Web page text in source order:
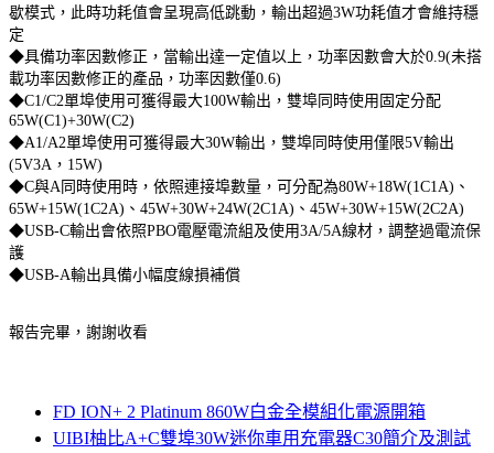
歇模式，此時功耗值會呈現高低跳動，輸出超過3W功耗值才會維持穩
定
◆具備功率因數修正，當輸出達一定值以上，功率因數會大於0.9(未搭
載功率因數修正的產品，功率因數僅0.6)
◆C1/C2單埠使用可獲得最大100W輸出，雙埠同時使用固定分配
65W(C1)+30W(C2)
◆A1/A2單埠使用可獲得最大30W輸出，雙埠同時使用僅限5V輸出
(5V3A，15W)
◆C與A同時使用時，依照連接埠數量，可分配為80W+18W(1C1A)、
65W+15W(1C2A)、45W+30W+24W(2C1A)、45W+30W+15W(2C2A)
◆USB-C輸出會依照PBO電壓電流組及使用3A/5A線材，調整過電流保
護
◆USB-A輸出具備小幅度線損補償
報告完畢，謝謝收看
FD ION+ 2 Platinum 860W白金全模組化電源開箱
UIBI柚比A+C雙埠30W迷你車用充電器C30簡介及測試